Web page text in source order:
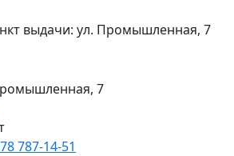
выдачи: ул. Промышленная, 7
7
787-14-51